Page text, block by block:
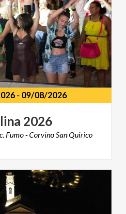
- 09/08/2026
2026
Fumo - Corvino San Quirico